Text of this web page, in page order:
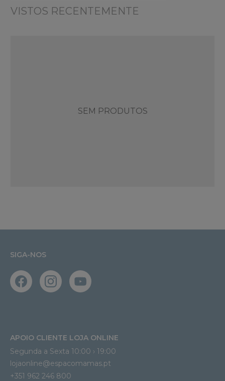
VISTOS RECENTEMENTE
SEM PRODUTOS
SIGA-NOS
APOIO CLIENTE LOJA ONLINE
Segunda a Sexta 10:00 › 19:00
lojaonline@espacomamas.pt
+351 962 246 800